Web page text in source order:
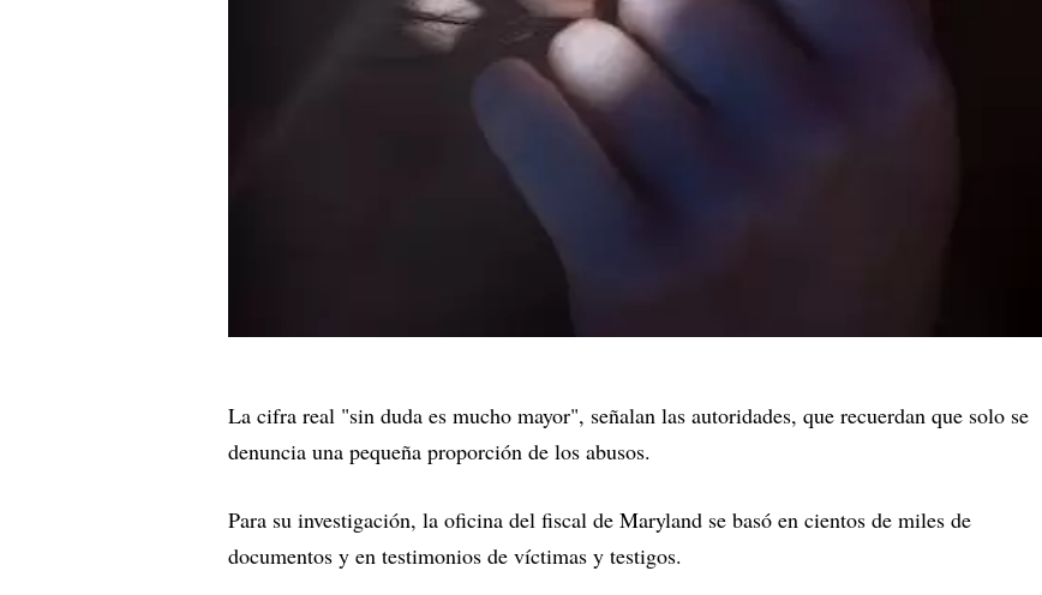
La cifra real "sin duda es mucho mayor", señalan las autoridades, que recuerdan que solo se
denuncia una pequeña proporción de los abusos.
Para su investigación, la oficina del fiscal de Maryland se basó en cientos de miles de
documentos y en testimonios de víctimas y testigos.